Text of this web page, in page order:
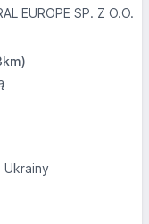
EUROPE SP. Z O.O.
Ukrainy